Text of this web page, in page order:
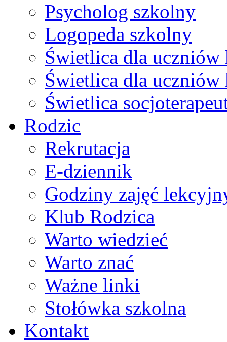
Psycholog szkolny
Logopeda szkolny
Świetlica dla uczniów
Świetlica dla
Świetlica
Rodzic
Rekrutacja
E-dziennik
Godziny zajęć
Klub Rodzica
Warto wiedzieć
Warto znać
Ważne linki
Stołówka szkolna
Kontakt